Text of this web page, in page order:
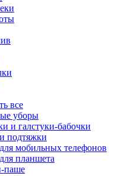
все
уборы
и галстуки-бабочки
подтяжки
мобильных телефонов
планшета
паше